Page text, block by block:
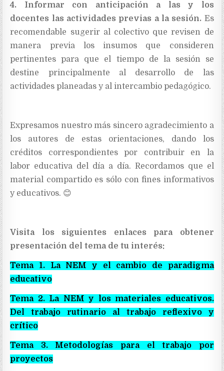
4. Informar con anticipación a las y los
docentes las actividades previas a la sesión. Es
recomendable sugerir al colectivo que revisen de
manera previa los insumos que consideren
pertinentes para que el tiempo de la sesión se
destine principalmente al desarrollo de las
actividades planeadas y al intercambio pedagógico.
Expresamos nuestro más sincero agradecimiento a
los autores de estas orientaciones, dando los
créditos correspondientes por contribuir en la
labor educativa del día a día. Recordamos que el
material compartido es sólo con fines informativos
y educativos. 😊
Visita los siguientes enlaces para obtener
presentación del tema de tu interés:
Tema 1. La NEM y el cambio de paradigma
educativo
Tema 2. La NEM y los materiales educativos.
Del trabajo rutinario al trabajo reflexivo y
crítico
Tema 3. Metodologías para el trabajo por
proyectos